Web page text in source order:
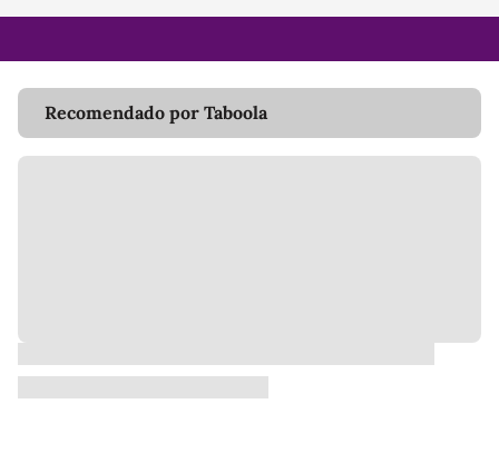
Recomendado por Taboola